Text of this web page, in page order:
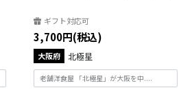
ギフト対応可
3,700円(税込)
大阪府 北極星
老舗洋食屋 「北極星」が大阪を中....